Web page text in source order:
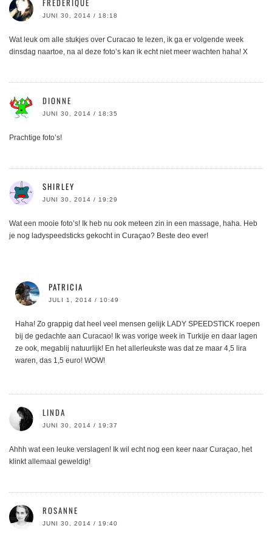
JUNI 30, 2014 / 18:18
Wat leuk om alle stukjes over Curacao te lezen, ik ga er volgende week
dinsdag naartoe, na al deze foto’s kan ik echt niet meer wachten haha! X
DIONNE
JUNI 30, 2014 / 18:35
Prachtige foto’s!
SHIRLEY
JUNI 30, 2014 / 19:29
Wat een mooie foto’s! Ik heb nu ook meteen zin in een massage, haha. Heb
je nog ladyspeedsticks gekocht in Curaçao? Beste deo ever!
PATRICIA
JULI 1, 2014 / 10:49
Haha! Zo grappig dat heel veel mensen gelijk LADY SPEEDSTICK roepen
bij de gedachte aan Curacao! Ik was vorige week in Turkije en daar lagen
ze ook, megablij natuurlijk! En het allerleukste was dat ze maar 4,5 lira
waren, das 1,5 euro! WOW!
LINDA
JUNI 30, 2014 / 19:37
Ahhh wat een leuke verslagen! Ik wil echt nog een keer naar Curaçao, het
klinkt allemaal geweldig!
ROSANNE
JUNI 30, 2014 / 19:40